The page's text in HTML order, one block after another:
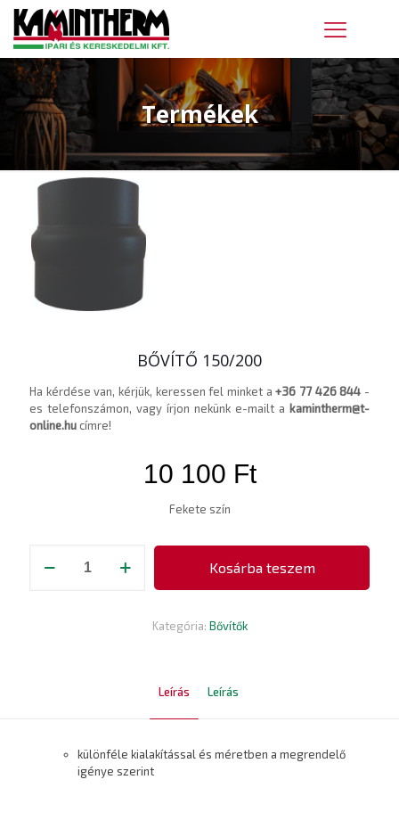
Termékek
BŐVÍTŐ 150/200
Ha kérdése van, kérjük, keressen fel minket a+36 77 426 844 -
es telefonszámon, vagy írjon nekünk e-mailt a kamintherm@t-
online.hu címre!
10 100 Ft
Fekete szín
150/200
Kosárba teszem
Kategória: Bővítők
Leírás Leírás
különféle kialakítással és méretben a megrendelő
igénye szerint